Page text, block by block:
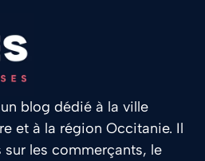
blog dédié à la ville
et à la région Occitanie. Il
les commerçants, le